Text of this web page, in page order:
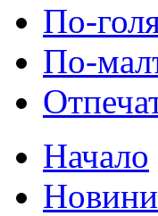
По-
По-
Начало
Новини